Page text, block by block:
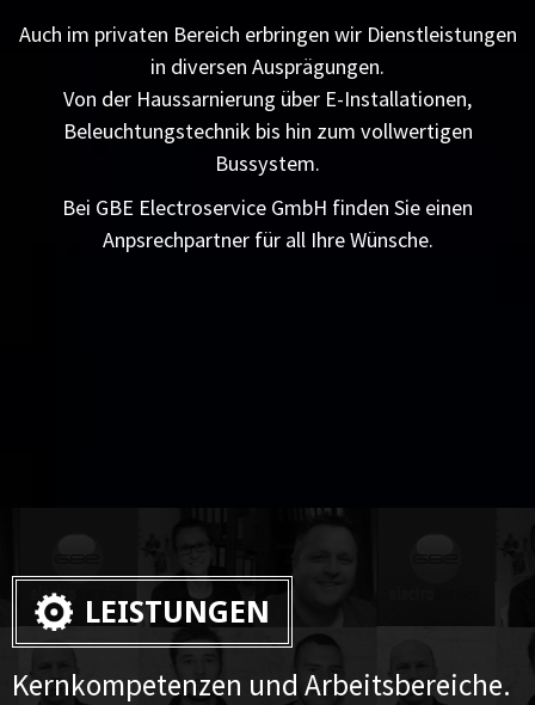
Auch im privaten Bereich erbringen wir Dienstleistungen
in diversen Ausprägungen.
Von der Haussarnierung über E-Installationen,
Beleuchtungstechnik bis hin zum vollwertigen
Bussystem.
Bei GBE Electroservice GmbH finden Sie einen
Anpsrechpartner für all Ihre Wünsche.
LEISTUNGEN
Kernkompetenzen und Arbeitsbereiche.